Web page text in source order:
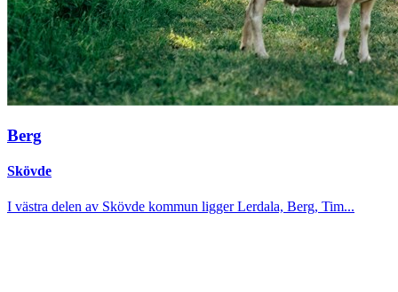
Berg
Skövde
I västra delen av Skövde kommun ligger Lerdala, Berg, Tim...